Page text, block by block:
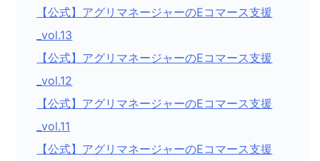
【公式】アグリマネージャーのEコマース支援
_vol.13
【公式】アグリマネージャーのEコマース支援
_vol.12
【公式】アグリマネージャーのEコマース支援
_vol.11
【公式】アグリマネージャーのEコマース支援